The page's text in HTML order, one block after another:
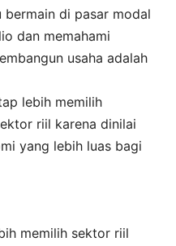
bermain di pasar modal
dan memahami
usaha adalah
lebih memilih
riil karena dinilai
yang lebih luas bagi
memilih sektor riil